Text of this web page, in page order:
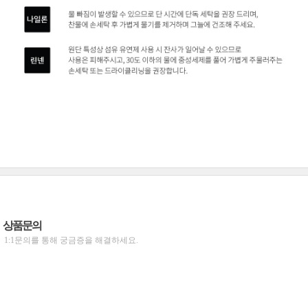
상품문의
1:1문의를 통해 궁금증을 해결하세요.